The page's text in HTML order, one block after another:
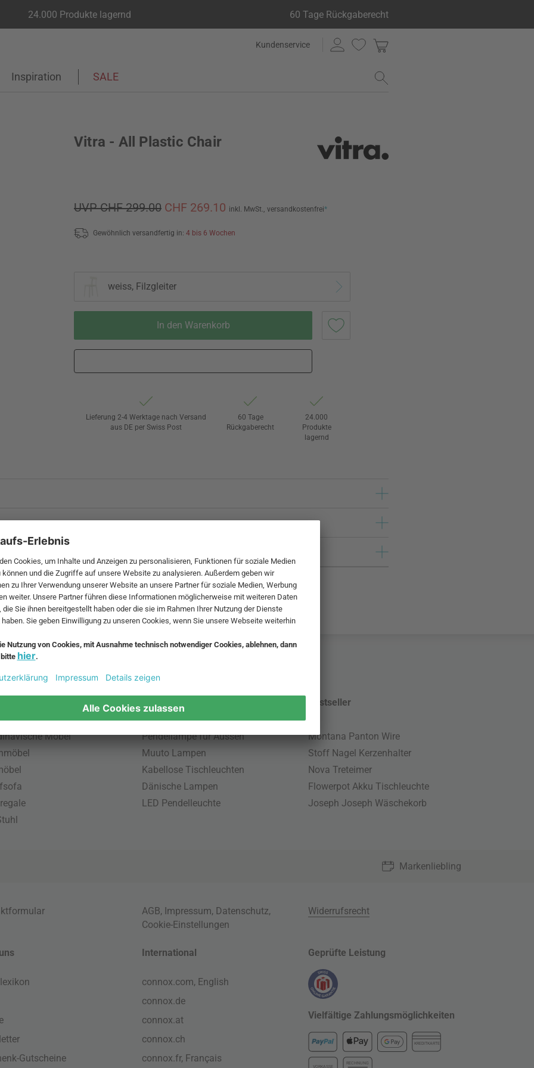
24.000 Produkte lagernd 60 Tage Rückgaberecht
Kundenservice
Inspiration SALE
Vitra - All Plastic Chair
UVP CHF 299.00 CHF 269.10 inkl. MwSt., versandkostenfrei*
Gewöhnlich versandfertig in: 4 bis 6 Wochen
weiss, Filzgleiter
In den Warenkorb
Lieferung 2-4 Werktage nach Versand
aus DE per Swiss Post
60 Tage
Rückgaberecht
24.000
Produkte
lagernd
und zzgl.
Möbel
Beliebte Leuchten
Pendellampe für Aussen
Muuto Lampen
Kabellose Tischleuchten
Dänische Lampen
LED Pendelleuchte
Bestseller
Montana Panton Wire
Stoff Nagel Kerzenhalter
Nova Treteimer
Flowerpot Akku Tischleuchte
Joseph Joseph Wäschekorb
Markenliebling
AGB, Impressum, Datenschutz,
Cookie-Einstellungen
Widerrufsrecht
Gutscheine
International
connox.com, English
connox.de
connox.at
connox.ch
connox.fr, Français
Geprüfte Leistung
Vielfältige Zahlungsmöglichkeiten
KREDITKARTE
VORKASSE
RECHNUNG